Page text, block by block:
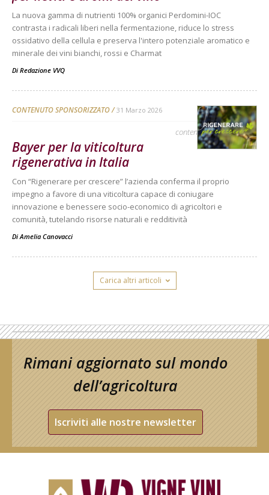
La nuova gamma di nutrienti 100% organici Perdomini-IOC
contrasta i radicali liberi nella fermentazione, riduce lo stress
ossidativo della cellula e preserva l'intero potenziale aromatico e
minerale dei vini bianchi, rossi e Charmat
Di Redazione VVQ
CONTENUTO SPONSORIZZATO 31 Marzo 2026
contenuto sponsorizzato
Bayer per la viticoltura
rigenerativa in Italia
Con “Rigenerare per crescere” l’azienda conferma il proprio
impegno a favore di una viticoltura capace di coniugare
innovazione e benessere socio-economico di agricoltori e
comunità, tutelando risorse naturali e redditività
Di Amelia Canovacci
Carica altri articoli
Rimani aggiornato sul mondo
dell’agricoltura
Iscriviti alle nostre newsletter